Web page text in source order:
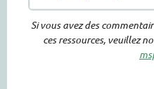
Si vous avez des
ces ressources, veuillez